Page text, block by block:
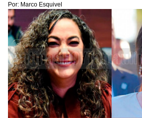
Por: Marco Esquivel